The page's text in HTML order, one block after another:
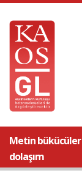
Metin bükücüler
dolaşım